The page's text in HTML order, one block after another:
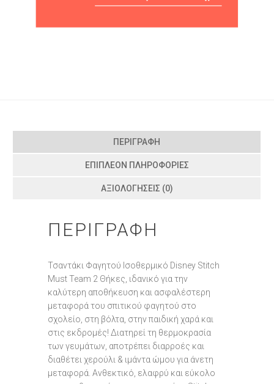
ΠΕΡΙΓΡΑΦΉ
ΕΠΙΠΛΈΟΝ ΠΛΗΡΟΦΟΡΊΕΣ
ΑΞΙΟΛΟΓΉΣΕΙΣ (0)
ΠΕΡΙΓΡΑΦΉ
Τσαντάκι Φαγητού Ισοθερμικό Disney Stitch
Must Team 2 Θήκες, ιδανικό για την
καλύτερη αποθήκευση και ασφαλέστερη
μεταφορά του σπιτικού φαγητού στο
σχολείο, στη βόλτα, στην παιδική χαρά και
στις εκδρομές! Διατηρεί τη θερμοκρασία
των γευμάτων, αποτρέπει διαρροές και
διαθέτει χερούλι & ιμάντα ώμου για άνετη
μεταφορά. Ανθεκτικό, ελαφρύ και εύκολο